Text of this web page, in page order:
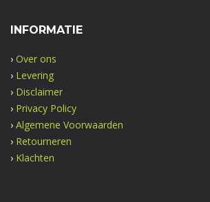
INFORMATIE
› Over ons
› Levering
› Disclaimer
› Privacy Policy
› Algemene Voorwaarden
› Retourneren
› Klachten